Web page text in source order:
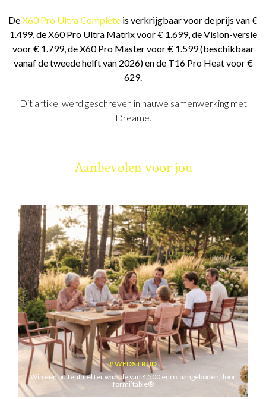
DeX60 Pro Ultra Complete is verkrijgbaar voor de prijs van €
1.499, de X60 Pro Ultra Matrix voor € 1.699, de Vision-versie
voor € 1.799, de X60 Pro Master voor € 1.599 (beschikbaar
vanaf de tweede helft van 2026) en de T16 Pro Heat voor €
629.
Dit artikel werd geschreven in nauwe samenwerking met
Dreame.
Aanbevolen voor jou
WEDSTRIJD
Win een buitentafel ter waarde van 4.500 euro, aangeboden door
formi’table®